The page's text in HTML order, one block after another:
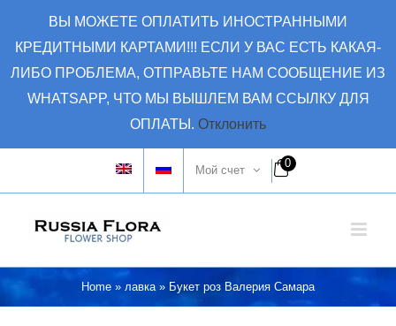
ВЫ МОЖЕТЕ ОПЛАТИТЬ ИНОСТРАННЫМИ
КРЕДИТНЫМИ КАРТАМИ!!! ЕСЛИ У ВАС ЕСТЬ КАКАЯ-
ЛИБО ПРОБЛЕМА, ОТПРАВЬТЕ НАМ СООБЩЕНИЕ ИЗ
WHATSAPP, ЧТО МЫ ВЫШЛЕМ ВАМ ССЫЛКУ ДЛЯ
ОПЛАТЫ. Отклонить
Мой счет
0
Home » лавка» Букет роз Валерия Самара